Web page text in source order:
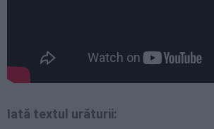
Iată textul urăturii: